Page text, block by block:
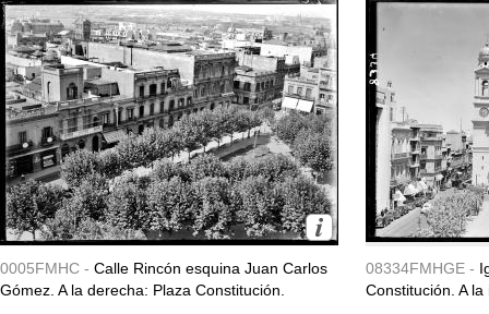
0005FMHC - Calle Rincón esquina Juan Carlos
Gómez. A la derecha: Plaza Constitución.
08334FMHGE -
Constitución. A